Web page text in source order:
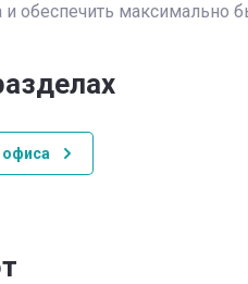
обеспечить максимально